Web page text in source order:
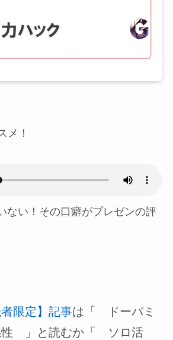
メ！
い！その口癖がプレゼンの評
限定】記事は「 ドーパミ
性 」と読むか「 ソロ活